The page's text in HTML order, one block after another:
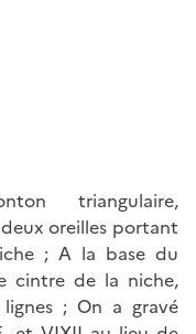
triangulaire,
oreilles portant
; A la base du
cintre de la niche,
; On a gravé